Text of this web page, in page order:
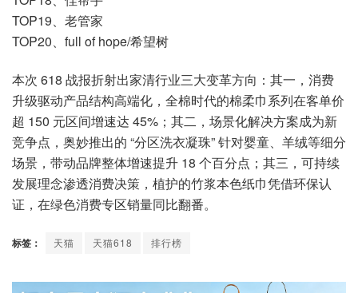
TOP19、老管家
TOP20、full of hope/希望树
本次 618 战报折射出家清行业三大变革方向：其一，消费
升级驱动产品结构高端化，全棉时代的棉柔巾系列在客单价
超 150 元区间增速达 45%；其二，场景化解决方案成为新
竞争点，奥妙推出的 “分区洗衣凝珠” 针对婴童、羊绒等细分
场景，带动品牌整体增速提升 18 个百分点；其三，可持续
发展理念渗透消费决策，植护的竹浆本色纸巾凭借环保认
证，在绿色消费专区销量同比翻番。
标签： 天猫 天猫618 排行榜